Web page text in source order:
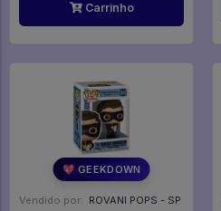
Carrinho
💖 GEEKDOWN
Vendido por: ROVANI POPS - SP